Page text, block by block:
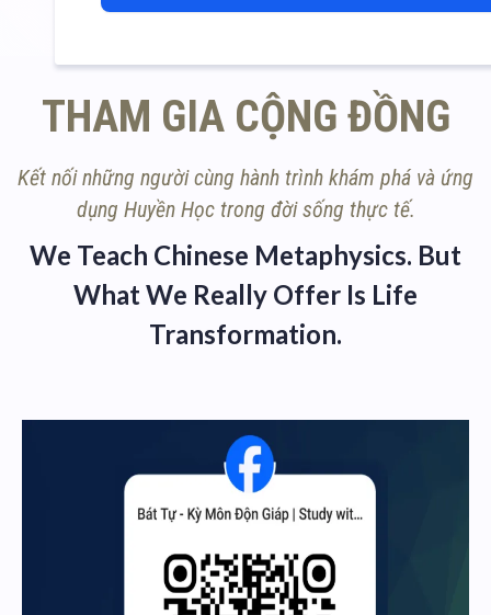
THAM GIA CỘNG ĐỒNG
Kết nối những người cùng hành trình khám phá và ứng
dụng Huyền Học trong đời sống thực tế.
We Teach Chinese Metaphysics. But
What We Really Offer Is Life
Transformation.